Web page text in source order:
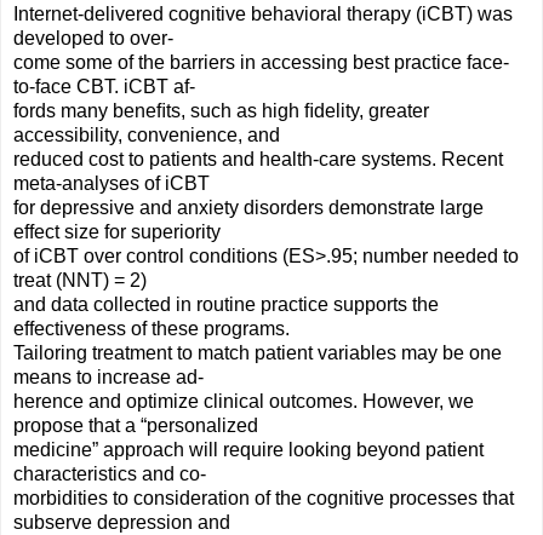
Internet-delivered cognitive behavioral therapy (iCBT) was
developed to over-
come some of the barriers in accessing best practice face-
to-face CBT. iCBT af-
fords many beneﬁts, such as high ﬁdelity, greater
accessibility, convenience, and
reduced cost to patients and health-care systems. Recent
meta-analyses of iCBT
for depressive and anxiety disorders demonstrate large
effect size for superiority
of iCBT over control conditions (ES>.95; number needed to
treat (NNT) = 2)
and data collected in routine practice supports the
effectiveness of these programs.
Tailoring treatment to match patient variables may be one
means to increase ad-
herence and optimize clinical outcomes. However, we
propose that a “personalized
medicine” approach will require looking beyond patient
characteristics and co-
morbidities to consideration of the cognitive processes that
subserve depression and